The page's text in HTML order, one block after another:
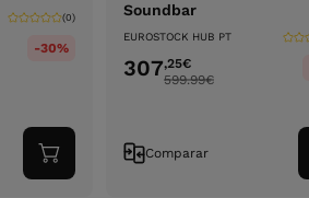
(0)
-30%
Adicionar
ao
Soundbar
EUROSTOCK HUB PT
307,25€
599.99€
Comparar